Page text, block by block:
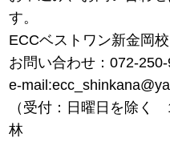
す。
ECCベストワン新金岡校
お問い合わせ：072-
e-
（受付：日曜日を除
林